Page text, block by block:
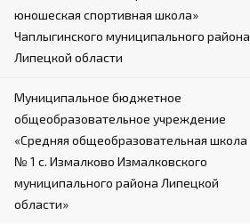
юношеская спортивная школа»
Чаплыгинского муниципального района
Липецкой области
Муниципальное бюджетное
общеобразовательное учреждение
«Средняя общеобразовательная школа
№ 1 с. Измалково Измалковского
муниципального района Липецкой
области»